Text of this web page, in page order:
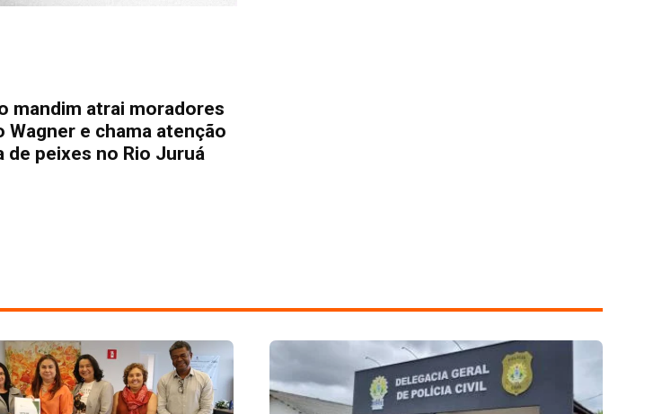
mandim atrai moradores
Wagner e chama atenção
de peixes no Rio Juruá